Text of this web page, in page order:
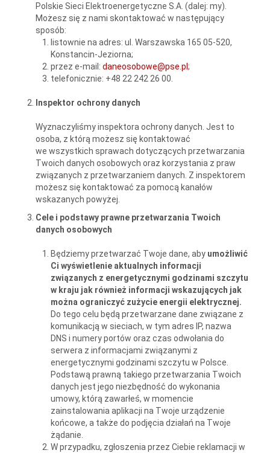
Polskie Sieci Elektroenergetyczne S.A. (dalej: my).
Możesz się z nami skontaktować w następujący
sposób:
listownie na adres: ul. Warszawska 165 05-520,
Konstancin-Jeziorna;
przez e-mail:daneosobowe@pse.pl;
telefonicznie: +48 22 242 26 00.
Inspektor ochrony danych
Wyznaczyliśmy inspektora ochrony danych. Jest to
osoba, z którą możesz się kontaktować
we wszystkich sprawach dotyczących przetwarzania
Twoich danych osobowych oraz korzystania z praw
związanych z przetwarzaniem danych. Z inspektorem
możesz się kontaktować za pomocą kanałów
wskazanych powyżej.
Cele i podstawy prawne przetwarzania Twoich
danych osobowych
Będziemy przetwarzać Twoje dane, aby umożliwić
Ci wyświetlenie aktualnych informacji
związanych z energetycznymi godzinami szczytu
w kraju jak również informacji wskazujących jak
można ograniczyć zużycie energii elektrycznej.
Do tego celu będą przetwarzane dane związane z
komunikacją w sieciach, w tym adres IP, nazwa
DNS i numery portów oraz czas odwołania do
serwera z informacjami związanymi z
energetycznymi godzinami szczytu w Polsce.
Podstawą prawną takiego przetwarzania Twoich
danych jest jego niezbędność do wykonania
umowy, którą zawarłeś, w momencie
zainstalowania aplikacji na Twoje urządzenie
końcowe, a także do podjęcia działań na Twoje
żądanie.
W przypadku, zgłoszenia przez Ciebie reklamacji w